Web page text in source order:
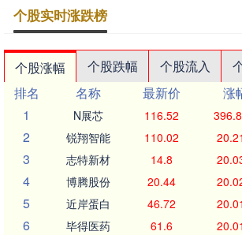
个股实时涨跌榜
个股涨幅 个股跌幅 个股流入
排名
名称 最新价 涨
1
N展芯 116.52
2 锐翔智能 110.02
3 志特新材 14.8
4 博腾股份 20.44
5 近岸蛋白 46.72
6 毕得医药 61.6